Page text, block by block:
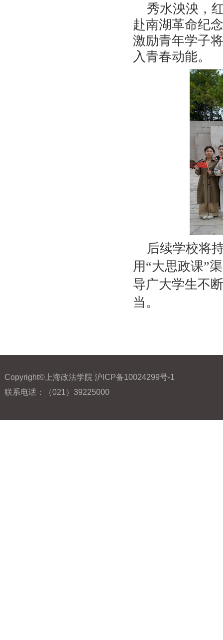
秀水泱泱，
赴南湖革命纪
激励青年学子
入青春动能。
后续学校将
用“大思政课”
导广大学生不
当。
Copyright©上海政法学院 沪ICP备10024299号-1
联系电话：（021）39225000